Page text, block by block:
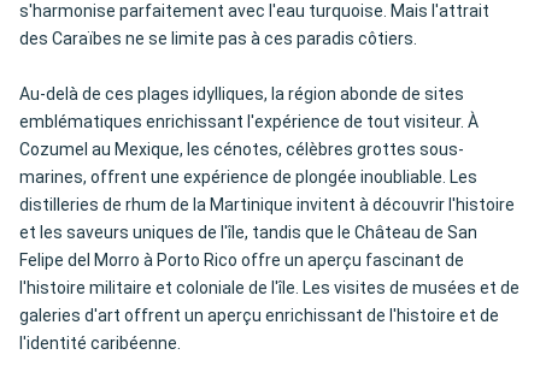
s'harmonise parfaitement avec l'eau turquoise. Mais l'attrait
des Caraïbes ne se limite pas à ces paradis côtiers.
Au-delà de ces plages idylliques, la région abonde de sites
emblématiques enrichissant l'expérience de tout visiteur. À
Cozumel au Mexique, les cénotes, célèbres grottes sous-
marines, offrent une expérience de plongée inoubliable. Les
distilleries de rhum de la Martinique invitent à découvrir l'histoire
et les saveurs uniques de l'île, tandis que le Château de San
Felipe del Morro à Porto Rico offre un aperçu fascinant de
l'histoire militaire et coloniale de l'île. Les visites de musées et de
galeries d'art offrent un aperçu enrichissant de l'histoire et de
l'identité caribéenne.